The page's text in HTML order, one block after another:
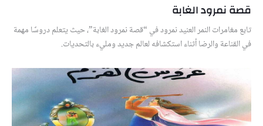
قصة نمرود الغابة
تابع مغامرات النمر العنيد نمرود في “قصة نمرود الغابة”، حيث يتعلم دروسًا مهمة
في القناعة والرضا أثناء استكشافه لعالم جديد ومليء بالتحديات.